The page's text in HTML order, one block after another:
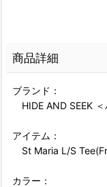
商品詳細
ブランド：
HIDE AND SEEK
アイテム：
St Maria L/S
カラー：